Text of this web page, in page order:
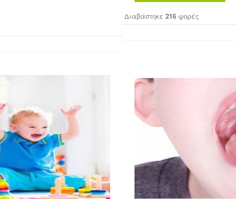
Διαβάστηκε 216 φορές